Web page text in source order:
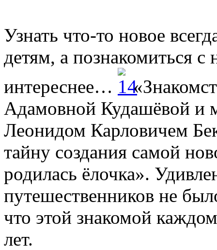
Узнать что-то новое
детям, а познакомиться
интереснее…
Адамовной Кудашёвой и
Леонидом Карловичем
тайну создания самой
родилась ёлочка».
путешественников не
что этой знакомой
лет.